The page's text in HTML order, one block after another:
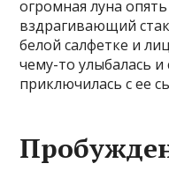
огромная луна
вздрагивающий
белой салфетке и
чему-то улыбалась и
приключилась с ее